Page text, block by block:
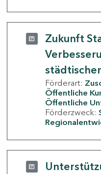
Zukunft
Förderart:
Öffentliche
Öffentliche
Förderzweck: